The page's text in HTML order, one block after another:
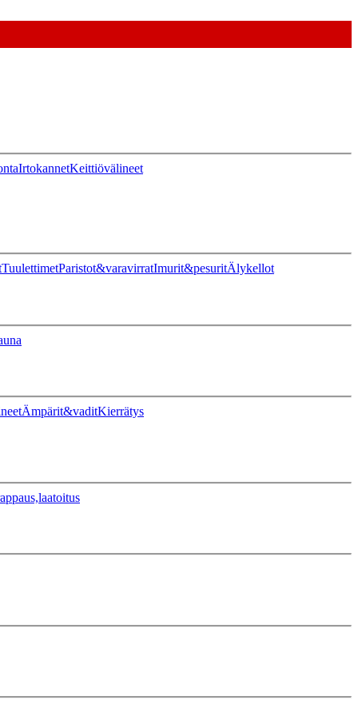
IrtokannetKeittiövälineet
TuulettimetParistot&varavirratImurit&pesuritÄlykellot
Ämpärit&vaditKierrätys